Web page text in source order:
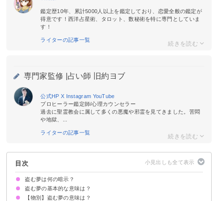
鑑定歴10年、累計5000人以上を鑑定しており、恋愛全般の鑑定が
得意です！西洋占星術、タロット、数秘術を特に専門としていま
す！
ライターの記事一覧
専門家監修 | 占い師 旧約ヨブ
公式HP X Instagram YouTube
プロヒーラー鑑定師/心理カウンセラー
過去に聖霊教会に属して多くの悪魔や邪霊を見てきました。苦悶
や地獄、...
ライターの記事一覧
目次
盗む夢は何の暗示？
盗む夢の基本的な意味は？
①思い通りにいかない現状を暗示
②他人を羨む気持ちの暗示
状況によって意味が決まる
【物別】盗む夢の意味は？